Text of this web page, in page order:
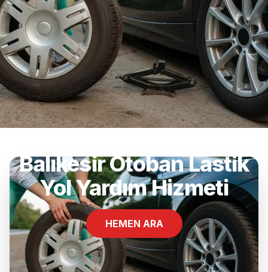
Balıkesir Otoban Lastik
Yol Yardım Hizmeti
HEMEN ARA